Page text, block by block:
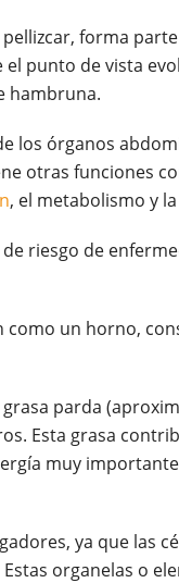
forma
punto de vista
hambruna.
los órganos
otras funciones
, el metabolismo y
riesgo de
como un horno,
parda
Esta grasa
muy
ya que las
organelas o